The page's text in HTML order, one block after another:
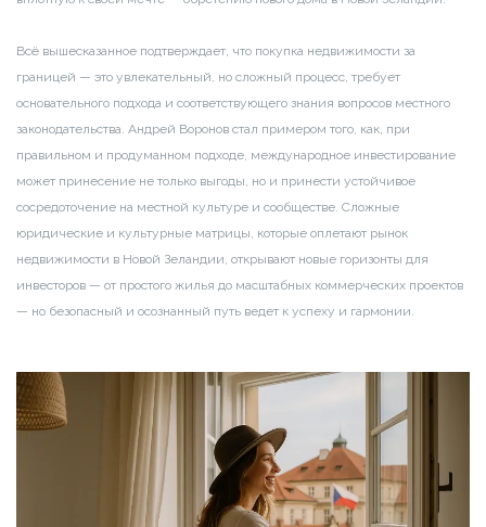
Всё вышесказанное подтверждает, что покупка недвижимости за
границей — это увлекательный, но сложный процесс, требует
основательного подхода и соответствующего знания вопросов местного
законодательства. Андрей Воронов стал примером того, как, при
правильном и продуманном подходе, международное инвестирование
может принесение не только выгоды, но и принести устойчивое
сосредоточение на местной культуре и сообществе. Сложные
юридические и культурные матрицы, которые оплетают рынок
недвижимости в Новой Зеландии, открывают новые горизонты для
инвесторов — от простого жилья до масштабных коммерческих проектов
— но безопасный и осознанный путь ведет к успеху и гармонии.